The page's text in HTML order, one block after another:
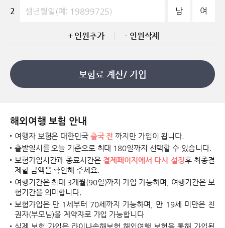
2 남 여
+ 인원추가 - 인원삭제
보험료 계산/ 가입
해외여행 보험 안내
여행자 보험은 대한민국 출국 전 까지만 가입이 됩니다.
출발일시를 오늘 기준으로 최대 180일까지 선택할 수 있습니다.
보험가입시간과 종료시간은 결제페이지에서 다시 설정후 최종결
제할 금액을 확인해 주세요.
여행기간은 최대 3개월(90일)까지 가입 가능하며, 여행기간은 보
험기간을 의미합니다.
보험가입은 만 1세부터 70세까지 가능하며, 만 19세 미만은 친
권자(부모님)을 계약자로 가입 가능합니다
실제 보험 가입은 라이나손해보험 해외여행 보험을 통해 가입됩